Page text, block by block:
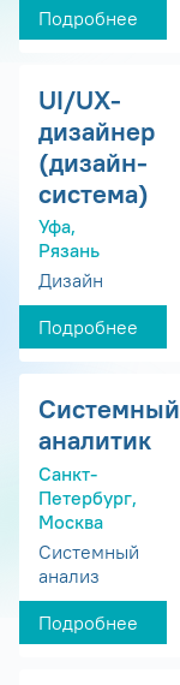
Подробнее
UI/UX-
дизайнер
(дизайн-
система)
Уфа,
Рязань
Дизайн
Подробнее
Системный
аналитик
Санкт-
Петербург,
Москва
Системный
анализ
Подробнее